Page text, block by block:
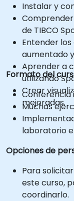
Instalar y
de TIBCO
Entender
aumentado
Aprender a
utilizando
Crear
mejoradas.
Formato del
Conferencia
Muchas
laboratorio
Opciones de
Para
este curso,
coordinarlo.